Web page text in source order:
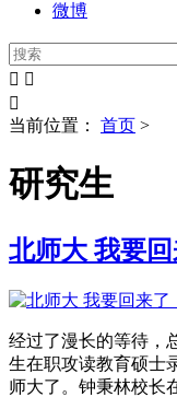
微博
 

当前位置： 首页 >
研究生
北师大 我要回
经过了漫长的等待，
生在职攻读教育硕士
师大了。钟秉林校长